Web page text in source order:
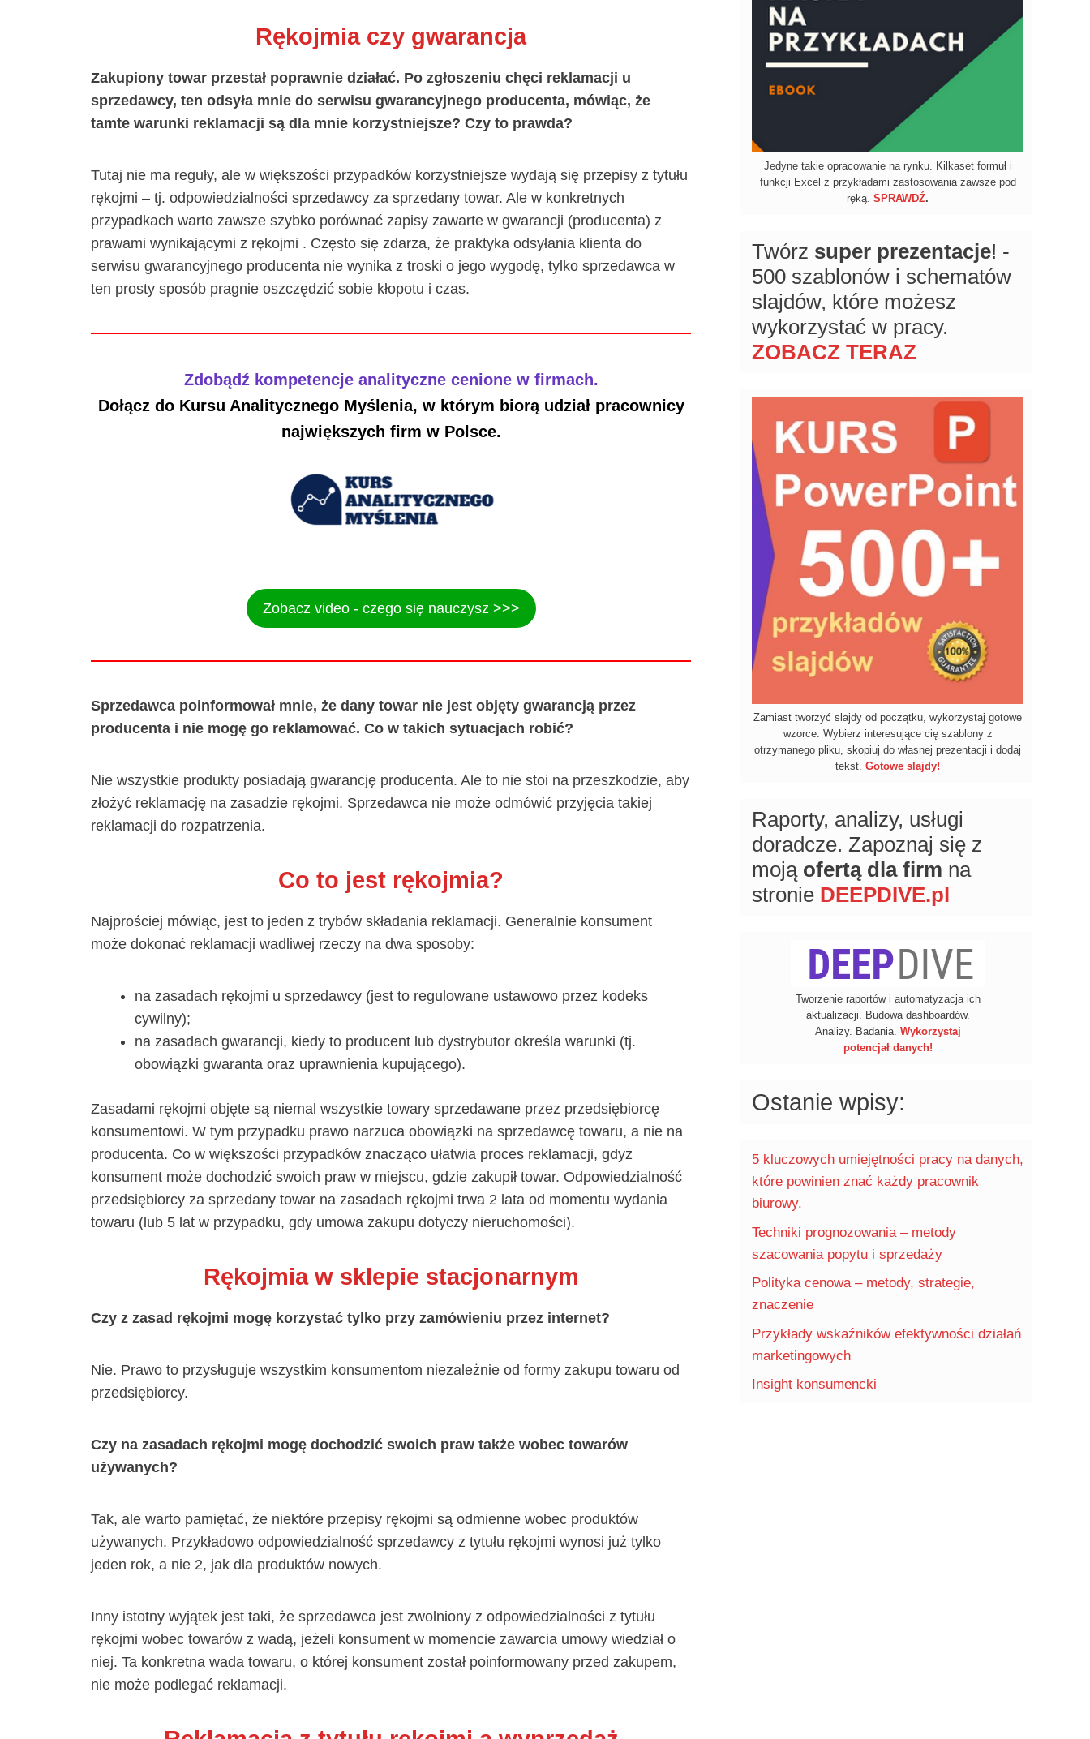
Rękojmia czy gwarancja
Zakupiony towar przestał poprawnie działać. Po zgłoszeniu chęci reklamacji u
sprzedawcy, ten odsyła mnie do serwisu gwarancyjnego producenta, mówiąc, że
tamte warunki reklamacji są dla mnie korzystniejsze? Czy to prawda?
Tutaj nie ma reguły, ale w większości przypadków korzystniejsze wydają się przepisy z tytułu
rękojmi – tj. odpowiedzialności sprzedawcy za sprzedany towar. Ale w konkretnych
przypadkach warto zawsze szybko porównać zapisy zawarte w gwarancji (producenta) z
prawami wynikającymi z rękojmi . Często się zdarza, że praktyka odsyłania klienta do
serwisu gwarancyjnego producenta nie wynika z troski o jego wygodę, tylko sprzedawca w
ten prosty sposób pragnie oszczędzić sobie kłopotu i czas.
Zdobądź kompetencje analityczne cenione w firmach.
Dołącz do Kursu Analitycznego Myślenia, w którym biorą udział pracownicy
największych firm w Polsce.
Zobacz video - czego się nauczysz >>>
Sprzedawca poinformował mnie, że dany towar nie jest objęty gwarancją przez
producenta i nie mogę go reklamować. Co w takich sytuacjach robić?
Nie wszystkie produkty posiadają gwarancję producenta. Ale to nie stoi na przeszkodzie, aby
złożyć reklamację na zasadzie rękojmi. Sprzedawca nie może odmówić przyjęcia takiej
reklamacji do rozpatrzenia.
Co to jest rękojmia?
Najprościej mówiąc, jest to jeden z trybów składania reklamacji. Generalnie konsument
może dokonać reklamacji wadliwej rzeczy na dwa sposoby:
na zasadach rękojmi u sprzedawcy (jest to regulowane ustawowo przez kodeks
cywilny);
na zasadach gwarancji, kiedy to producent lub dystrybutor określa warunki (tj.
obowiązki gwaranta oraz uprawnienia kupującego).
Zasadami rękojmi objęte są niemal wszystkie towary sprzedawane przez przedsiębiorcę
konsumentowi. W tym przypadku prawo narzuca obowiązki na sprzedawcę towaru, a nie na
producenta. Co w większości przypadków znacząco ułatwia proces reklamacji, gdyż
konsument może dochodzić swoich praw w miejscu, gdzie zakupił towar. Odpowiedzialność
przedsiębiorcy za sprzedany towar na zasadach rękojmi trwa 2 lata od momentu wydania
towaru (lub 5 lat w przypadku, gdy umowa zakupu dotyczy nieruchomości).
Rękojmia w sklepie stacjonarnym
Czy z zasad rękojmi mogę korzystać tylko przy zamówieniu przez internet?
Nie. Prawo to przysługuje wszystkim konsumentom niezależnie od formy zakupu towaru od
przedsiębiorcy.
Czy na zasadach rękojmi mogę dochodzić swoich praw także wobec towarów
używanych?
Tak, ale warto pamiętać, że niektóre przepisy rękojmi są odmienne wobec produktów
używanych. Przykładowo odpowiedzialność sprzedawcy z tytułu rękojmi wynosi już tylko
jeden rok, a nie 2, jak dla produktów nowych.
Inny istotny wyjątek jest taki, że sprzedawca jest zwolniony z odpowiedzialności z tytułu
rękojmi wobec towarów z wadą, jeżeli konsument w momencie zawarcia umowy wiedział o
niej. Ta konkretna wada towaru, o której konsument został poinformowany przed zakupem,
nie może podlegać reklamacji.
Jedyne takie opracowanie na rynku. Kilkaset formuł i
funkcji Excel z przykładami zastosowania zawsze pod
ręką. SPRAWDŹ.
Twórz super prezentacje! -
500 szablonów i schematów
slajdów, które możesz
wykorzystać w pracy.
ZOBACZ TERAZ
Zamiast tworzyć slajdy od początku, wykorzystaj gotowe
wzorce. Wybierz interesujące cię szablony z
otrzymanego pliku, skopiuj do własnej prezentacji i dodaj
tekst. Gotowe slajdy!
Raporty, analizy, usługi
doradcze. Zapoznaj się z
mojąofertą dla firm na
stronie DEEPDIVE.pl
Tworzenie raportów i automatyzacja ich
aktualizacji. Budowa dashboardów.
Analizy. Badania. Wykorzystaj
potencjał danych!
Ostanie wpisy:
5 kluczowych umiejętności pracy na danych,
które powinien znać każdy pracownik
biurowy.
Techniki prognozowania – metody
szacowania popytu i sprzedaży
Polityka cenowa – metody, strategie,
znaczenie
Przykłady wskaźników efektywności działań
marketingowych
Insight konsumencki